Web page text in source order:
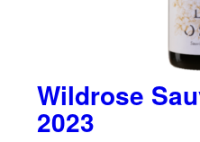
Wildrose
2023